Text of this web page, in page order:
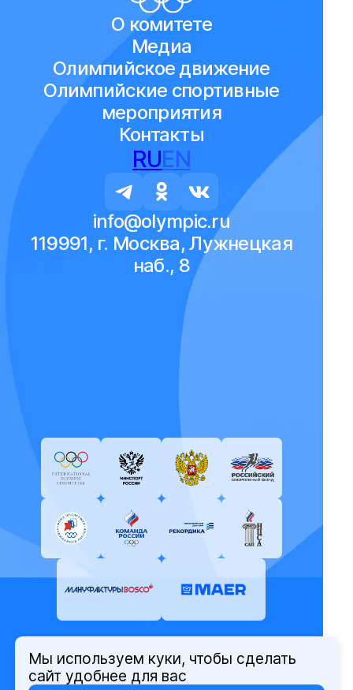
О комитете
Медиа
Олимпийское движение
Олимпийские спортивные
мероприятия
Контакты
RUEN
info@olympic.ru
119991, г. Москва, Лужнецкая
наб., 8
© Олимпийский комитет России,
Мы используем куки, чтобы сделать
сайт удобнее для вас